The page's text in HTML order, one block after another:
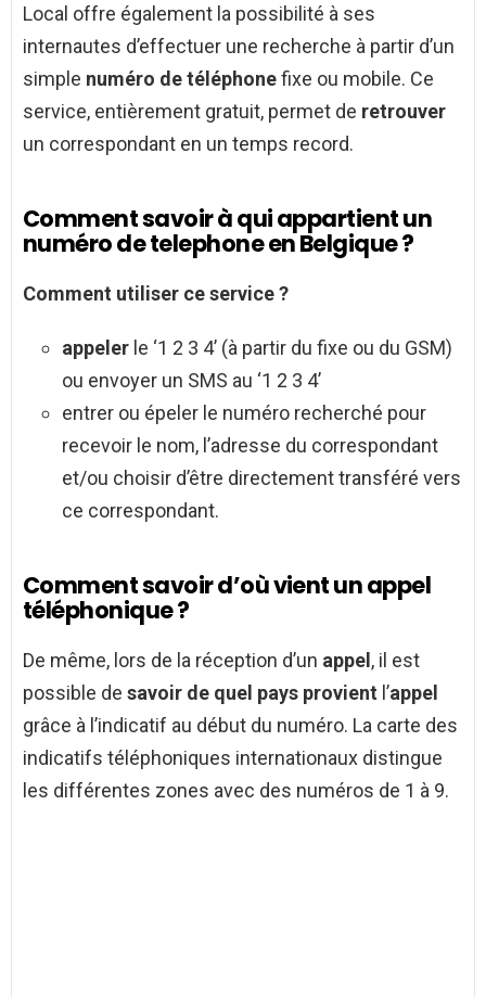
Local offre également la possibilité à ses
internautes d’effectuer une recherche à partir d’un
simple numéro de téléphonefixe ou mobile. Ce
service, entièrement gratuit, permet de retrouver
un correspondant en un temps record.
Comment savoir à qui appartient un
numéro de telephone en Belgique ?
Comment utiliser ce service ?
appeler le ‘1 2 3 4’ (à partir du fixe ou du GSM)
ou envoyer un SMS au ‘1 2 3 4’
entrer ou épeler le numéro recherché pour
recevoir le nom, l’adresse du correspondant
et/ou choisir d’être directement transféré vers
ce correspondant.
Comment savoir d’où vient un appel
téléphonique ?
De même, lors de la réception d’un appel, il est
possible de savoir de quel pays provient l’appel
grâce à l’indicatif au début du numéro. La carte des
indicatifs téléphoniques internationaux distingue
les différentes zones avec des numéros de 1 à 9.